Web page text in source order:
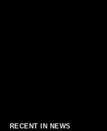
RECENT IN NEWS